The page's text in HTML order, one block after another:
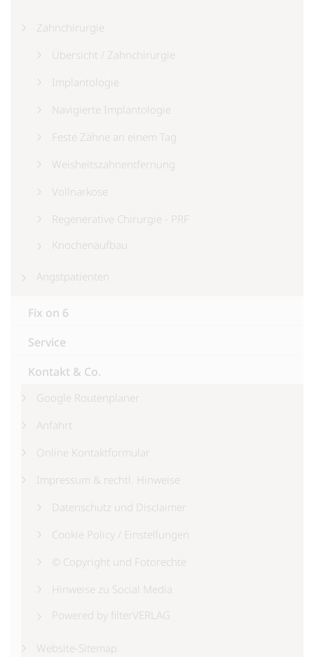
Zahnchirurgie
Übersicht / Zahnchirurgie
Implantologie
Navigierte Implantologie
Feste Zähne an einem Tag
Weisheitszahnentfernung
Vollnarkose
Regenerative Chirurgie - PRF
Knochenaufbau
Angstpatienten
Fix on 6
Service
Kontakt & Co.
Google Routenplaner
Anfahrt
Online Kontaktformular
Impressum & rechtl. Hinweise
Datenschutz und Disclaimer
Cookie Policy / Einstellungen
© Copyright und Fotorechte
Hinweise zu Social Media
Powered by filterVERLAG
Website-Sitemap